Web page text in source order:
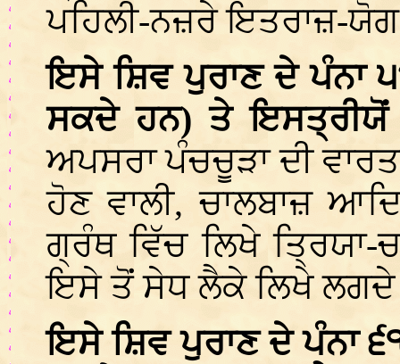
ਪਹਿਲੀ-ਨਜ਼ਰੇ ਇਤਰਾਜ਼-ਯੋਗ
ਇਸੇ ਸ਼ਿਵ ਪੁਰਾਣ ਦੇ ਪੰਨਾ
ਸਕਦੇ ਹਨ) ਤੇ
ਅਪਸਰਾ ਪੰਚਚੂੜਾ ਦੀ
ਹੋਣ ਵਾਲੀ, ਚਾਲਬਾਜ਼
ਗ੍ਰੰਥ ਵਿੱਚ ਲਿਖੇ ਤ੍ਰਿਯਾ-
ਇਸੇ ਤੋਂ ਸੇਧ ਲੈਕੇ ਲਿਖੇ
ਇਸੇ ਸ਼ਿਵ ਪੁਰਾਣ ਦੇ ਪੰਨਾ